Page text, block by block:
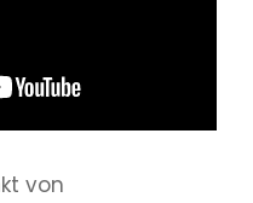
von